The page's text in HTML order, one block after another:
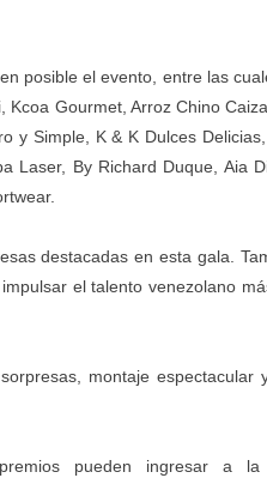
posible el evento, entre las
Kcoa Gourmet, Arroz Chino
y Simple, K & K Dulces
Laser, By Richard Duque, Aia
destacadas en esta gala.
el talento venezolano
montaje espectacular
pueden ingresar a la